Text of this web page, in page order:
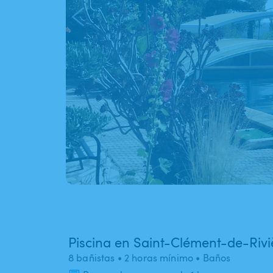
Piscina en Saint-Clément-de-
8 bañistas • 2 horas mínimo • Baños